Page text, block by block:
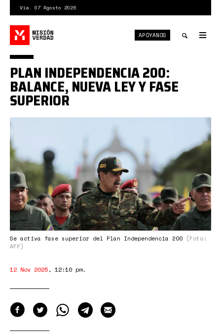
contenido
principal
Vie. 07 Agosto 2026
APÓYANOS
Se
activa
fase
superior
del
Plan
Independencia
200
Se activa fase superior del Plan Independencia 200 (Foto:
AFP)
PLAN INDEPENDENCIA 200:
BALANCE, NUEVA LEY Y FASE
SUPERIOR
12 Nov 2025, 12:10 pm.